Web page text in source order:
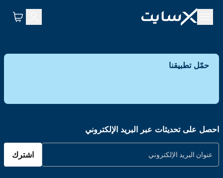
حمّل تطبيقنا
احصل على تحديثات عبر البريد الإلكتروني
اشترك